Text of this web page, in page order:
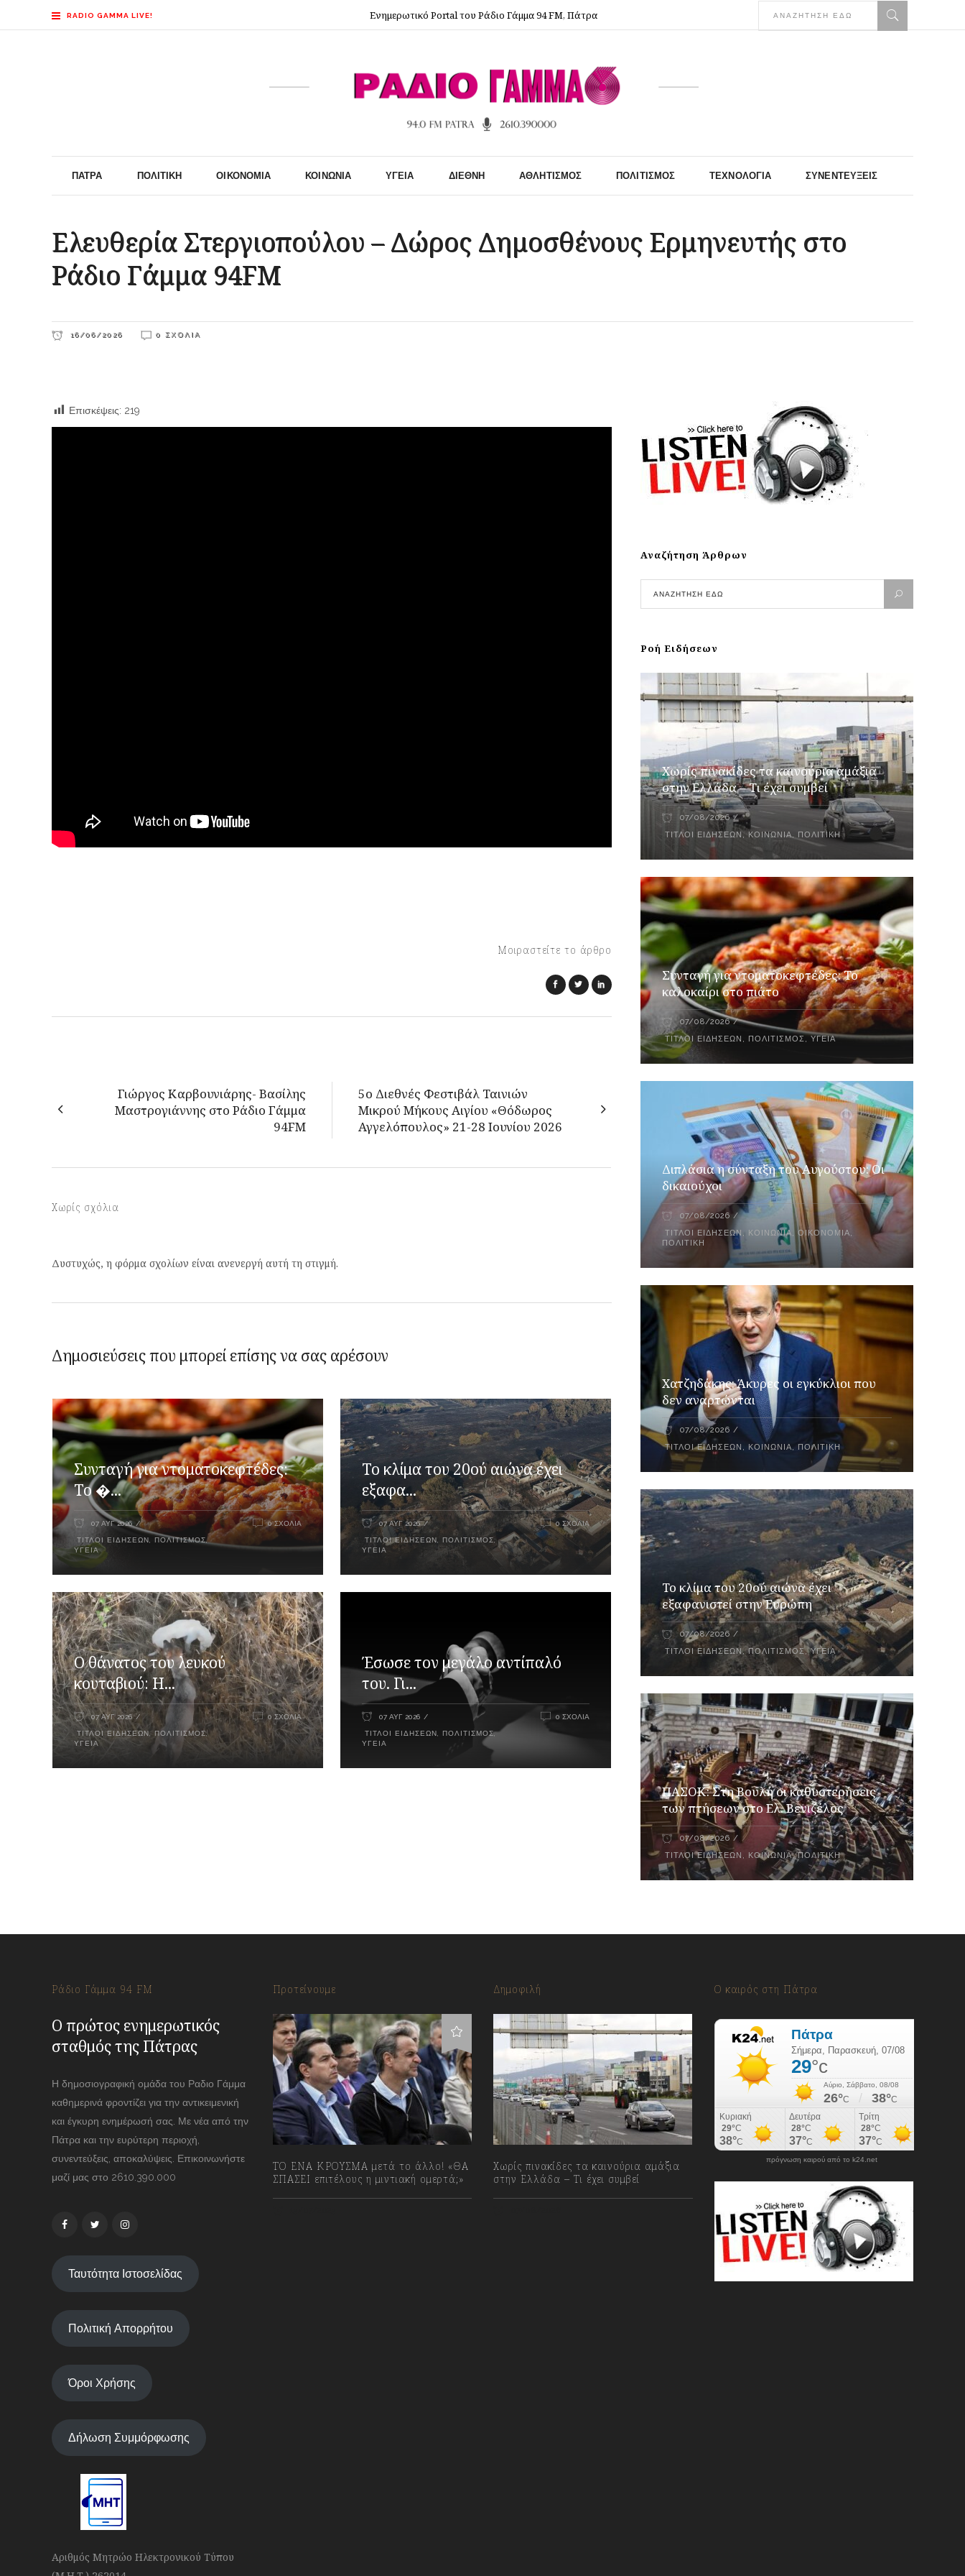
RADIO GAMMA LIVE! Ενημερωτικό Portal του Ράδιο Γάμμα 94 FM, Πάτρα
ΠΆΤΡΑ ΠΟΛΙΤΙΚΉ ΟΙΚΟΝΟΜΊΑ ΚΟΙΝΩΝΊΑ ΥΓΕΊΑ ΔΙΕΘΝΉ ΑΘΛΗΤΙΣΜΌΣ ΠΟΛΙΤΙΣΜΌΣ ΤΕΧΝΟΛΟΓΊΑ ΣΥΝΕΝΤΕΎΞΕΙΣ
Ελευθερία Στεργιοπούλου – Δώρος Δημοσθένους Ερμηνευτής στο
Ράδιο Γάμμα 94FM
16/06/2026 0 ΣΧΌΛΙΑ
Επισκέψεις: 219
Μοιραστείτε το άρθρο
Γιώργος Καρβουνιάρης- Βασίλης
Μαστρογιάννης στο Ράδιο Γάμμα
94FM
5ο Διεθνές Φεστιβάλ Ταινιών
Μικρού Μήκους Αιγίου «Θόδωρος
Αγγελόπουλος» 21-28 Ιουνίου 2026
Χωρίς σχόλια
Δυστυχώς, η φόρμα σχολίων είναι ανενεργή αυτή τη στιγμή.
Δημοσιεύσεις που μπορεί επίσης να σας αρέσουν
Συνταγή για ντοματοκεφτέδες:
Το �...
07 ΑΥΓ 2026
ΤΊΤΛΟΙ ΕΙΔΉΣΕΩΝ ΠΟΛΙΤΙΣΜΌΣ,
ΥΓΕΊΑ
0 ΣΧΌΛΙΑ
Το κλίμα του 20ού αιώνα έχει
εξαφα...
07 ΑΥΓ 2026
ΤΊΤΛΟΙ ΕΙΔΉΣΕΩΝ ΠΟΛΙΤΙΣΜΌΣ,
ΥΓΕΊΑ
0 ΣΧΌΛΙΑ
Ο θάνατος του λευκού
κουταβιού: Η...
07 ΑΥΓ 2026
ΤΊΤΛΟΙ ΕΙΔΉΣΕΩΝ, ΠΟΛΙΤΙΣΜΌΣ,
ΥΓΕΊΑ
0 ΣΧΌΛΙΑ
Έσωσε τον μεγάλο αντίπαλό
του. Γι...
07 ΑΥΓ 2026
ΤΊΤΛΟΙ ΕΙΔΉΣΕΩΝ ΠΟΛΙΤΙΣΜΌΣ,
ΥΓΕΊΑ
0 ΣΧΌΛΙΑ
Αναζήτηση Άρθρων
Ροή Ειδήσεων
Χωρίς πινακίδες τα καινούρια αμάξια
στην Ελλάδα – Τι έχει συμβεί
07/08/2026
ΤΊΤΛΟΙ ΕΙΔΉΣΕΩΝ , ΚΟΙΝΩΝΊΑ, ΠΟΛΙΤΙΚΉ
Συνταγή για ντοματοκεφτέδες: Το
καλοκαίρι στο πιάτο
07/08/2026
ΤΊΤΛΟΙ ΕΙΔΉΣΕΩΝ , ΠΟΛΙΤΙΣΜΌΣ,ΥΓΕΊΑ
Διπλάσια η σύνταξη του Αυγούστου: Οι
δικαιούχοι
07/08/2026
ΤΊΤΛΟΙ ΕΙΔΉΣΕΩΝ , ΚΟΙΝΩΝΊΑ,ΟΙΚΟΝΟΜΊΑ,
ΠΟΛΙΤΙΚΉ
Xατζηδάκης: Άκυρες οι εγκύκλιοι που
δεν αναρτώνται
07/08/2026
ΤΊΤΛΟΙ ΕΙΔΉΣΕΩΝ ,ΚΟΙΝΩΝΊΑ,ΠΟΛΙΤΙΚΉ
Το κλίμα του 20ού αιώνα έχει
εξαφανιστεί στην Ευρώπη
07/08/2026
ΤΊΤΛΟΙ ΕΙΔΉΣΕΩΝ,ΠΟΛΙΤΙΣΜΌΣ,ΥΓΕΊΑ
ΠΑΣΟΚ: Στη Βουλή οι καθυστερήσεις
των πτήσεων στο Ελ. Βενιζέλος
07/08/2026
ΤΊΤΛΟΙ ΕΙΔΉΣΕΩΝ , ΚΟΙΝΩΝΊΑ,ΠΟΛΙΤΙΚΉ
Ράδιο Γάμμα 94 FM
Ο πρώτος ενημερωτικός
σταθμός της Πάτρας
Η δημοσιογραφική ομάδα του Ραδιο Γάμμα
καθημερινά φροντίζει για την αντικειμενική
και έγκυρη ενημέρωσή σας. Με νέα από την
Πάτρα και την ευρύτερη περιοχή,
συνεντεύξεις, αποκαλύψεις. Επικοινωνήστε
μαζί μας στο 2610.390.000
Ταυτότητα Ιστοσελίδας
Πολιτική Απορρήτου
Όροι Χρήσης
Δήλωση Συμμόρφωσης
Αριθμός Μητρώο Ηλεκτρονικού Τύπου
Προτείνουμε
ΤΟ ΕΝΑ ΚΡΟΥΣΜΑ μετά το άλλο! «ΘΑ
ΣΠΑΣΕΙ επιτέλους η μιντιακή ομερτά;»
Δημοφιλή
Χωρίς πινακίδες τα καινούρια αμάξια
στην Ελλάδα – Τι έχει συμβεί
Ο καιρός στη Πάτρα
πρόγνωση καιρού από το k24.net